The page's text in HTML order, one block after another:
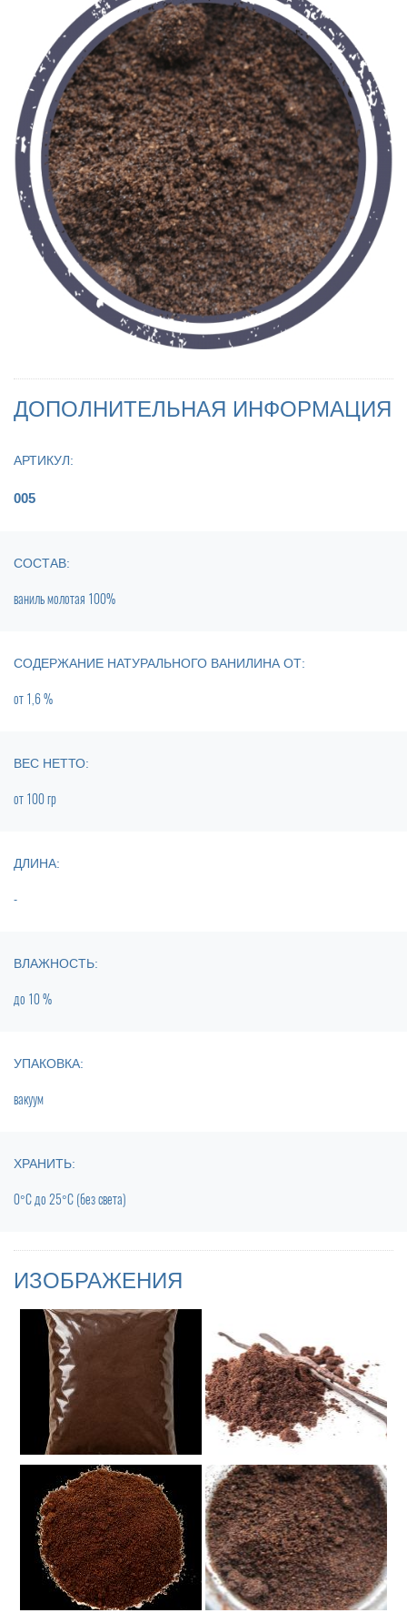
ДОПОЛНИТЕЛЬНАЯ ИНФОРМАЦИЯ
АРТИКУЛ:
005
СОСТАВ:
ваниль молотая 100%
СОДЕРЖАНИЕ НАТУРАЛЬНОГО ВАНИЛИНА ОТ:
от 1,6 %
ВЕС НЕТТО:
от 100 гр
ДЛИНА:
-
ВЛАЖНОСТЬ:
до 10 %
УПАКОВКА:
вакуум
ХРАНИТЬ:
0°Cдо 25°C (без света)
ИЗОБРАЖЕНИЯ